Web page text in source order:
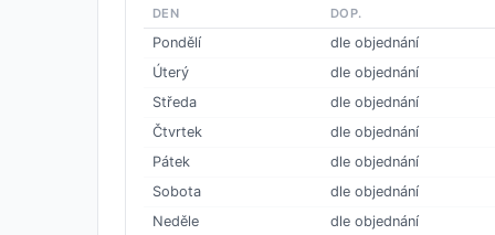
DEN DOP.
Pondělí
dle objednání
Úterý
dle objednání
Středa
dle objednání
Čtvrtek
dle objednání
Pátek
dle objednání
Sobota
dle objednání
Neděle
dle objednání